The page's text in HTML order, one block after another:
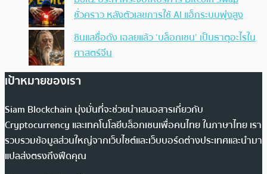
ชั่วคราว หลังตัวเลขการใช้ AI แฮ็กระบบพุ่งสูง
ซินแสชื่อดัง เฉลยแล้ว ‘บล็อกเชน’ เป็นธาตุอะไรใน
ศาสตร์จีน
เป้าหมายของเรา
Siam Blockchain มุ่งมั่นที่จะช่วยนำเสนอสารเกี่ยวกับ
Cryptocurrency และเทคโนโลยีบล็อกเชนเพื่อคนไทย ในภาษาไทย เรา
รวบรวมข้อมูลส่วนใหญ่จากเว็บไซต์และเว็บบอร์ดต่างประเทศและนำมา
แปลส่งตรงถึงฟีดคุณ